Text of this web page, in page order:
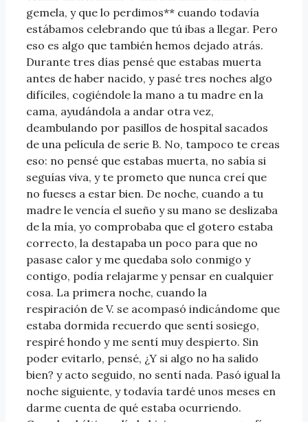
gemela, y que lo perdimos** cuando todavía
estábamos celebrando que tú ibas a llegar. Pero
eso es algo que también hemos dejado atrás.
Durante tres días pensé que estabas muerta
antes de haber nacido, y pasé tres noches algo
difíciles, cogiéndole la mano a tu madre en la
cama, ayudándola a andar otra vez,
deambulando por pasillos de hospital sacados
de una película de serie B. No, tampoco te creas
eso: no pensé que estabas muerta, no sabía si
seguías viva, y te prometo que nunca creí que
no fueses a estar bien. De noche, cuando a tu
madre le vencía el sueño y su mano se deslizaba
de la mía, yo comprobaba que el gotero estaba
correcto, la destapaba un poco para que no
pasase calor y me quedaba solo conmigo y
contigo, podía relajarme y pensar en cualquier
cosa. La primera noche, cuando la
respiración de V. se acompasó indicándome que
estaba dormida recuerdo que sentí sosiego,
respiré hondo y me sentí muy despierto. Sin
poder evitarlo, pensé, ¿Y si algo no ha salido
bien? y acto seguido, no sentí nada. Pasó igual la
noche siguiente, y todavía tardé unos meses en
darme cuenta de qué estaba ocurriendo.